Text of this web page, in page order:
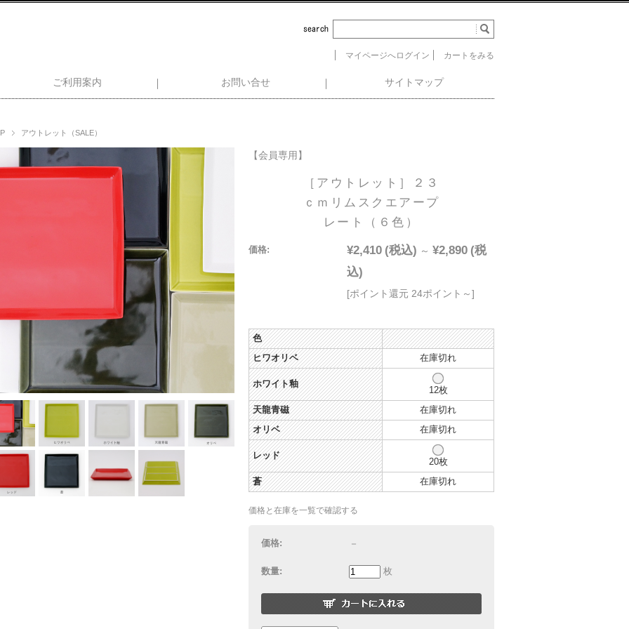
マイページへログイン カートをみる
ご利用案内 お問い合せ サイトマップ
アウトレット（SALE）
【会員専用】
［アウトレット］２３
ｃｍリムスクエアープ
レート（６色）
価格: ¥2,410 (税込) ～ ¥2,890 (税
込)
[ポイント還元 24ポイント～]
色
ヒワオリベ
在庫切れ
ホワイト釉
12枚
天龍青磁
在庫切れ
オリベ
在庫切れ
レッド
20枚
蒼
在庫切れ
価格と在庫を一覧で確認する
価格: －
数量: 枚